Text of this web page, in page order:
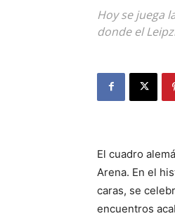
Hoy se juega
donde el
El cuadro
Arena. En el
caras, se
encuentros